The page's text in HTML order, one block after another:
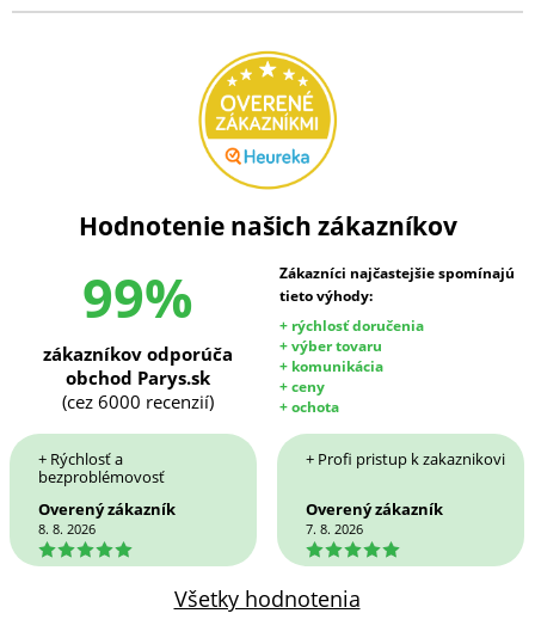
Hodnotenie našich zákazníkov
99%
Zákazníci najčastejšie spomínajú
tieto výhody:
+ rýchlosť doručenia
+ výber tovaru
+ komunikácia
+ ceny
+ ochota
zákazníkov odporúča
obchod Parys.sk
(cez 6000 recenzií)
+ Rýchlosť a
bezproblémovosť
Overený zákazník
8. 8. 2026
5
+ Profi pristup k zakaznikovi
Overený zákazník
7. 8. 2026
5
Všetky hodnotenia